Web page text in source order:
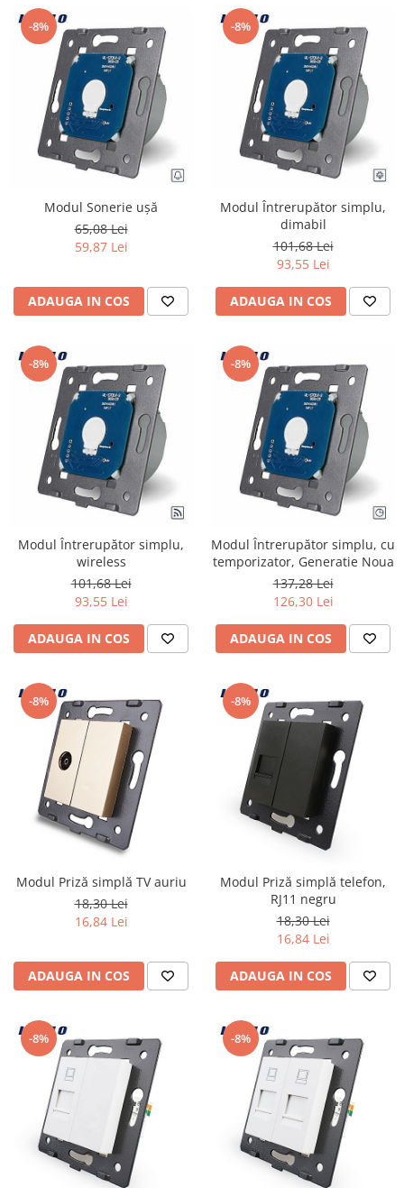
-8%
Modul Sonerie uşă
65,08 Lei
59,87 Lei
ADAUGA IN COS
-8%
Modul Întrerupător simplu,
dimabil
101,68 Lei
93,55 Lei
ADAUGA IN COS
-8%
Modul Întrerupător simplu,
wireless
101,68 Lei
93,55 Lei
ADAUGA IN COS
-8%
Modul Întrerupător simplu, cu
temporizator, Generatie Noua
137,28 Lei
126,30 Lei
ADAUGA IN COS
-8%
Modul Priză simplă TV auriu
18,30 Lei
16,84 Lei
ADAUGA IN COS
-8%
Modul Priză simplă telefon,
RJ11 negru
18,30 Lei
16,84 Lei
ADAUGA IN COS
-8% -8%